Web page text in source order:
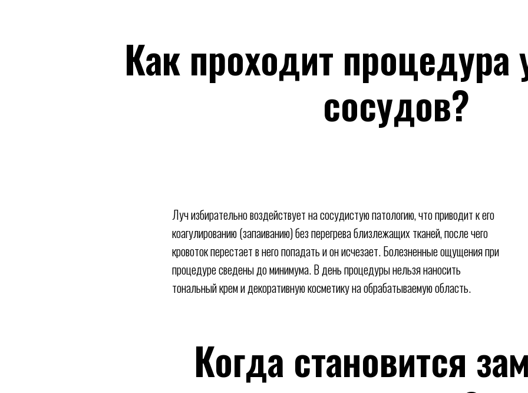
Как проходит процедура
сосудов?
Луч избирательно воздействует на сосудистую патологию, что приводит к его
коагулированию (запаиванию) без перегрева близлежащих тканей, после чего
кровоток перестает в него попадать и он исчезает. Болезненные ощущения при
процедуре сведены до минимума. В день процедуры нельзя наносить
тональный крем и декоративную косметику на обрабатываемую область.
Когда становится